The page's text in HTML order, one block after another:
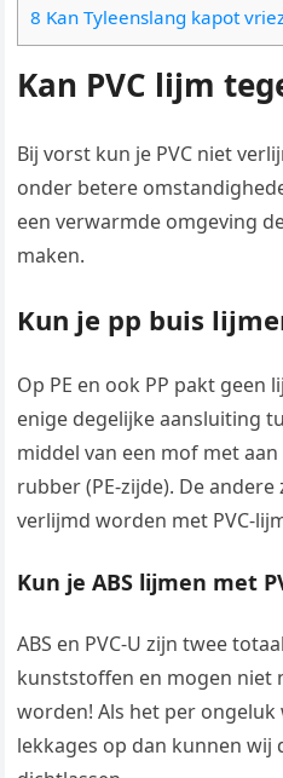
8 Kan Tyleenslang kapot
Kan PVC lijm
Bij vorst kun je PVC niet
onder betere
een verwarmde omgeving
maken.
Kun je pp buis
Op PE en ook PP pakt geen
enige degelijke aansluiting
middel van een mof met
rubber (PE-zijde). De andere
verlijmd worden met PVC-
Kun je ABS lijmen met
ABS en PVC-U zijn twee
kunststoffen en mogen niet
worden! Als het per
lekkages op dan kunnen wij